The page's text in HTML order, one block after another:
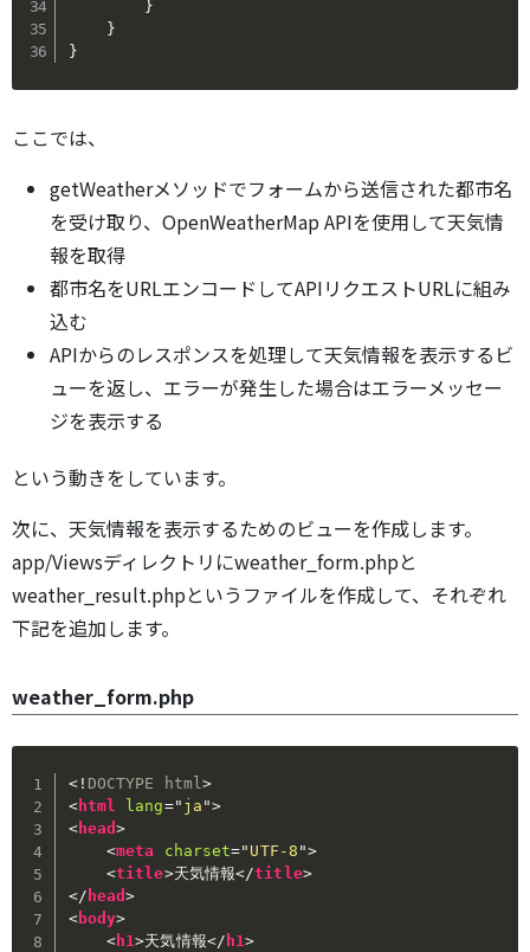
}
}
}
ここでは、
getWeatherメソッドでフォームから送信された都市名
を受け取り、OpenWeatherMap APIを使用して天気情
報を取得
都市名をURLエンコードしてAPIリクエストURLに組み
込む
APIからのレスポンスを処理して天気情報を表示するビ
ューを返し、エラーが発生した場合はエラーメッセー
ジを表示する
という動きをしています。
次に、天気情報を表示するためのビューを作成します。
app/Viewsディレクトリにweather_form.phpと
weather_result.phpというファイルを作成して、それぞれ
下記を追加します。
weather_form.php
<! DOCTYPE html>
<html lang=" ja ">
<head>
<meta charset=" UTF-8 ">
<title>天気情報</title>
</ head>
<body>
< h1>天気情報</ h1>